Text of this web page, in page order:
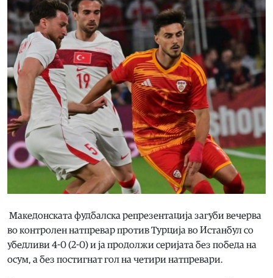
Македонската фудбалска репрезентација загуби вечерва
во контролен натпревар против Турција во Истанбул со
убедливи 4-0 (2-0) и ја продолжи серијата без победа на
осум, а без постигнат гол на четири натпревари.